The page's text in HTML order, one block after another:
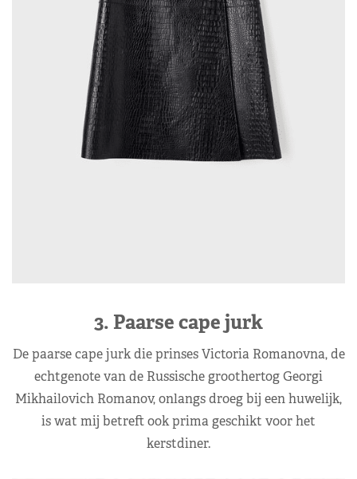
3. Paarse cape jurk
De paarse cape jurk die prinses Victoria Romanovna, de
echtgenote van de Russische groothertog Georgi
Mikhailovich Romanov, onlangs droeg bij een huwelijk,
is wat mij betreft ook prima geschikt voor het
kerstdiner.